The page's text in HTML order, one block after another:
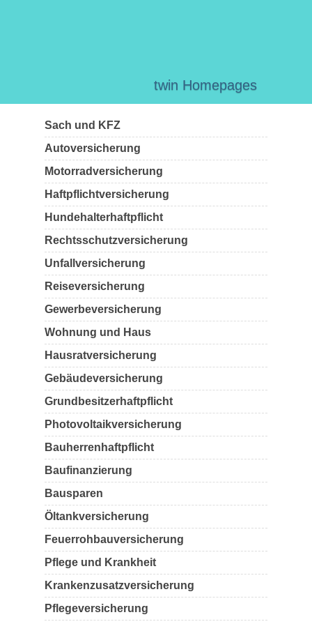
twin Homepages
Sach und KFZ
Autoversicherung
Motorradversicherung
Haftpflichtversicherung
Hundehalterhaftpflicht
Rechtsschutzversicherung
Unfallversicherung
Reiseversicherung
Gewerbeversicherung
Wohnung und Haus
Hausratversicherung
Gebäudeversicherung
Grundbesitzerhaftpflicht
Photovoltaikversicherung
Bauherrenhaftpflicht
Baufinanzierung
Bausparen
Öltankversicherung
Feuerrohbauversicherung
Pflege und Krankheit
Krankenzusatzversicherung
Pflegeversicherung